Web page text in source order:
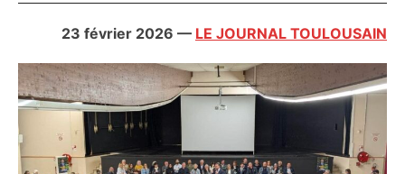
23 février 2026 — LE JOURNAL TOULOUSAIN